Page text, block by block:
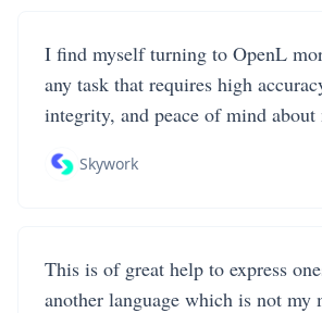
I find myself turning to OpenL
any task that requires high
integrity, and peace of mind about
Skywork
This is of great help to express
another language which is not my